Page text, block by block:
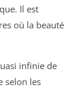
Il est
où la beauté
infinie de
selon les